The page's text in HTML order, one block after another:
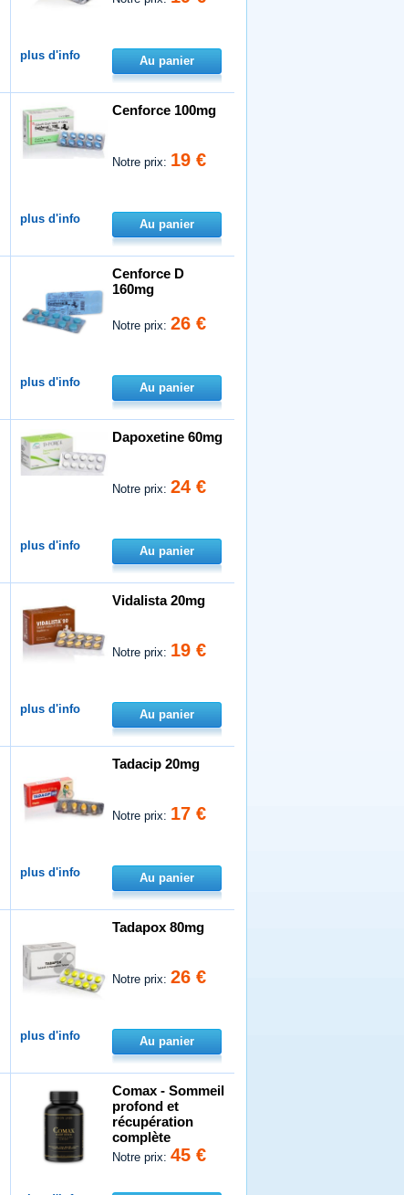
plus d'info Au panier
Cenforce 100mg
Notre prix: 19 €
plus d'info Au panier
Cenforce D
160mg
Notre prix:26 €
plus d'info Au panier
Dapoxetine 60mg
Notre prix:24 €
plus d'info Au panier
Vidalista 20mg
Notre prix: 19 €
plus d'info Au panier
Tadacip 20mg
Notre prix: 17 €
plus d'info Au panier
Tadapox 80mg
Notre prix:26 €
plus d'info Au panier
Comax - Sommeil
profond et
récupération
complète
Notre prix:45 €